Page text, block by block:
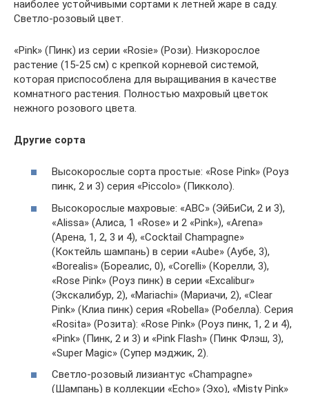
наиболее устойчивыми сортами к летней жаре в саду.
Светло-розовый цвет.
«Pink» (Пинк) из серии «Rosie» (Рози). Низкорослое
растение (15-25 см) с крепкой корневой системой,
которая приспособлена для выращивания в качестве
комнатного растения. Полностью махровый цветок
нежного розового цвета.
Другие сорта
Высокорослые сорта простые: «Rose Pink» (Роуз
пинк, 2 и 3) серия «Piccolo» (Пикколо).
Высокорослые махровые: «ABC» (ЭйБиСи, 2 и 3),
«Alissa» (Алиса, 1 «Rose» и 2 «Pink»), «Arena»
(Арена, 1, 2, 3 и 4), «Cocktail Champagne»
(Коктейль шампань) в серии «Aube» (Аубе, 3),
«Borealis» (Бореалис, 0), «Corelli» (Корелли, 3),
«Rose Pink» (Роуз пинк) в серии «Excalibur»
(Экскалибур, 2), «Mariachi» (Мариачи, 2), «Clear
Pink» (Клиа пинк) серия «Robella» (Робелла). Серия
«Rosita» (Розита): «Rose Pink» (Роуз пинк, 1, 2 и 4),
«Pink» (Пинк, 2 и 3) и «Pink Flash» (Пинк Флэш, 3),
«Super Magic» (Супер мэджик, 2).
Светло-розовый лизиантус «Champagne»
(Шампань) в коллекции «Echo» (Эхо), «Misty Pink»